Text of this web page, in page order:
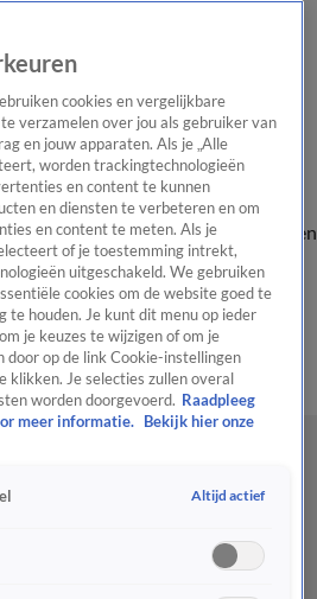
Uitzendingen Onze gezichten
In de
vragenKijkersvraag insturen
De OranjezomerShopUitzending
cookies en vergelijkbare
verzamelen over jou als gebruiker van
en jouw apparaten. Als je „Alle
worden trackingtechnologieën
en content te kunnen
en diensten te verbeteren en om
en content te meten. Als je
of je toestemming intrekt,
uitgeschakeld. We gebruiken
cookies om de website goed te
te houden. Je kunt dit menu op ieder
je keuzes te wijzigen of om je
op de link Cookie-instellingen
klikken. Je selecties zullen overal
worden doorgevoerd. Raadpleeg
meer informatie.
Bekijk hier onze
Altijd actief